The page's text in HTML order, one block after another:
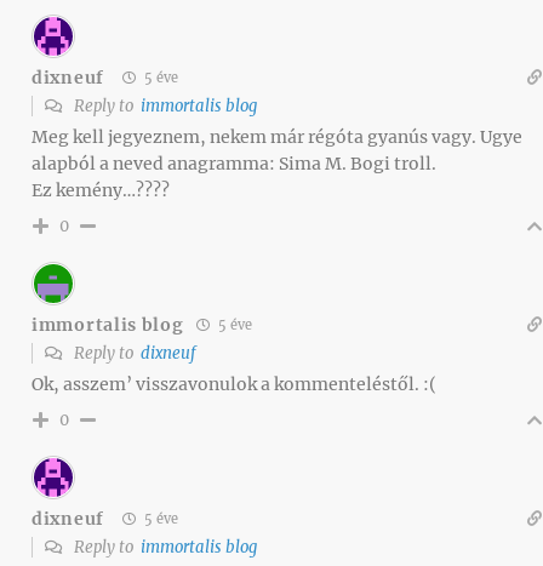
dixneuf 5 éve
Reply to immortalis blog
Meg kell jegyeznem, nekem már régóta gyanús vagy. Ugye
alapból a neved anagramma: Sima M. Bogi troll.
Ez kemény…????
0
immortalis blog 5 éve
Reply to dixneuf
Ok, asszem’ visszavonulok a kommenteléstől. :(
0
dixneuf 5 éve
Reply to immortalis blog